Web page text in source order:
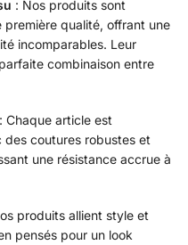
: Nos produits sont
qualité, offrant une
incomparables. Leur
combinaison entre
: Chaque article est
coutures robustes et
une résistance accrue à
produits allient style et
pensés pour un look